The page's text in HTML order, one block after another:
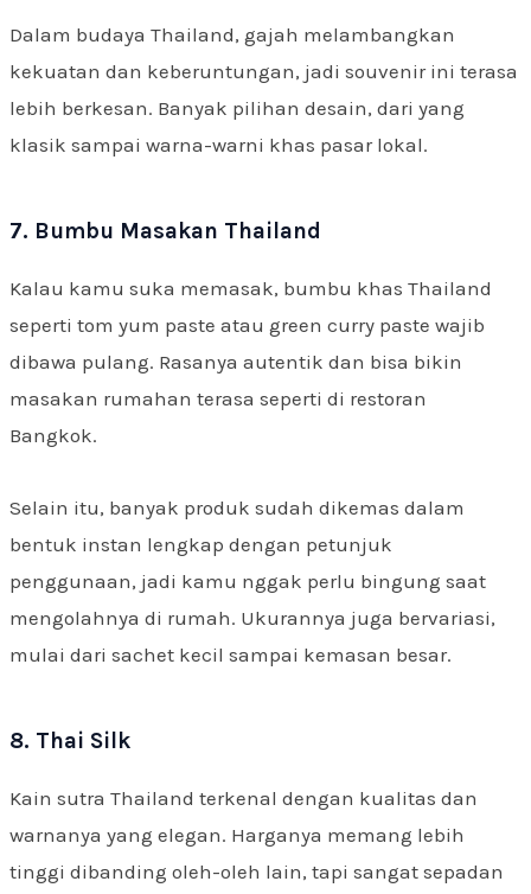
Dalam budaya Thailand, gajah melambangkan
kekuatan dan keberuntungan, jadi souvenir ini terasa
lebih berkesan. Banyak pilihan desain, dari yang
klasik sampai warna-warni khas pasar lokal.
7. Bumbu Masakan Thailand
Kalau kamu suka memasak, bumbu khas Thailand
seperti tom yum paste atau green curry paste wajib
dibawa pulang. Rasanya autentik dan bisa bikin
masakan rumahan terasa seperti di restoran
Bangkok.
Selain itu, banyak produk sudah dikemas dalam
bentuk instan lengkap dengan petunjuk
penggunaan, jadi kamu nggak perlu bingung saat
mengolahnya di rumah. Ukurannya juga bervariasi,
mulai dari sachet kecil sampai kemasan besar.
8. Thai Silk
Kain sutra Thailand terkenal dengan kualitas dan
warnanya yang elegan. Harganya memang lebih
tinggi dibanding oleh-oleh lain, tapi sangat sepadan